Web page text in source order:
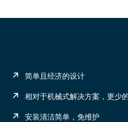
简单且经济的设计
相对于机械式解决方案，更少
安装清洁简单，免维护